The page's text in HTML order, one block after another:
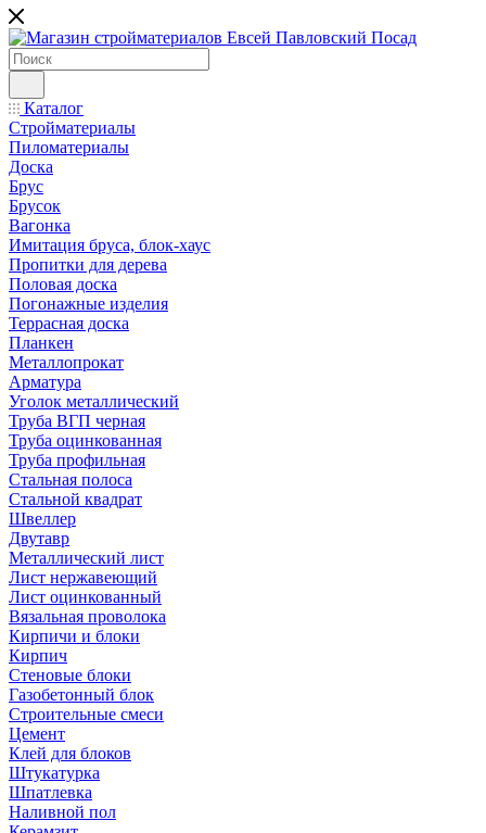
Каталог
Стройматериалы
Пиломатериалы
Доска
Брус
Брусок
Вагонка
Имитация бруса, блок-хаус
Пропитки для дерева
Половая доска
Погонажные изделия
Террасная доска
Планкен
Металлопрокат
Арматура
Уголок металлический
Труба ВГП черная
Труба оцинкованная
Труба профильная
Стальная полоса
Стальной квадрат
Швеллер
Двутавр
Металлический лист
Лист нержавеющий
Лист оцинкованный
Вязальная проволока
Кирпичи и блоки
Кирпич
Стеновые блоки
Газобетонный блок
Строительные смеси
Цемент
Клей для блоков
Штукатурка
Шпатлевка
Наливной пол